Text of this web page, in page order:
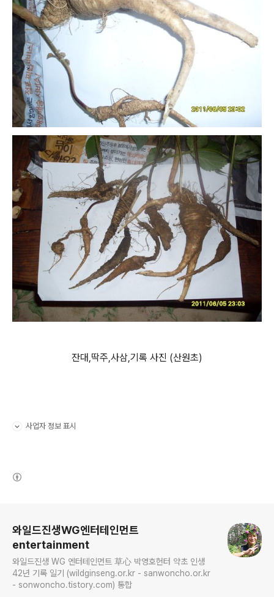
잔대,딱주,사삼,기록 사진 (산원초)
사업자 정보 표시
와일드진생WG엔터테인먼트
entertainment
와일드진생 WG 엔터테인먼트 草心 박영호헌터 약초 인생
42년 기록 일기 (wildginseng.or.kr - sanwoncho.or.kr
- sonwoncho.tistory.com) 통합